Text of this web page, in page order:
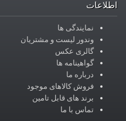
اطلاعات
نمایندگی ها
وندور لیست و مشتریان
گالری عکس
گواهینامه ها
درباره ما
فروش کالاهای موجود
برند های قابل تامین
تماس با ما